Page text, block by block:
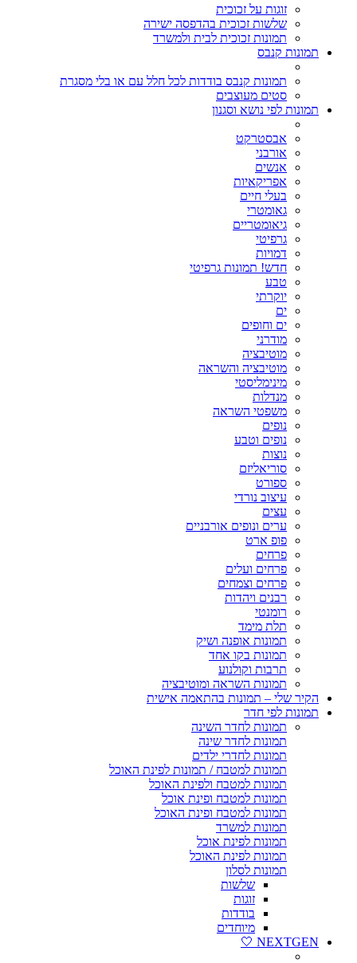
זוגות על זכוכית
שלשות זכוכית בהדפסה ישירה
תמונות זכוכית לבית ולמשרד
תמונות קנבס
תמונות קנבס בודדות לכל חלל עם או בלי מסגרת
סטים מעוצבים
תמונות לפי נושא וסגנון
אבסטרקט
אורבני
אנשים
אפריקאיות
בעלי חיים
גאומטרי
גיאומטריים
גרפיטי
דמויות
חדש! תמונות גרפיטי
טבע
יוקרתי
ים
ים וחופים
מודרני
מוטיבציה
מוטיבציה והשראה
מינימליסטי
מנדלות
משפטי השראה
נופים
נופים וטבע
נוצות
סוריאליזם
ספורט
עיצוב נורדי
עצים
ערים ונופים אורבניים
פופ ארט
פרחים
פרחים ועלים
פרחים וצמחים
רבנים ויהדות
רומנטי
תלת מימד
תמונות אופנה ושיק
תמונות בקו אחד
תרבות וקולנוע
תמונות השראה ומוטיבציה
הקיר שלי – תמונות בהתאמה אישית
תמונות לפי חדר
תמונות לחדר השינה
תמונות לחדר שינה
תמונות לחדרי ילדים
תמונות למטבח / תמונות לפינת האוכל
תמונות למטבח ולפינת האוכל
תמונות למטבח ופינת אוכל
תמונות למטבח ופינת האוכל
תמונות למשרד
תמונות לפינת אוכל
תמונות לפינת האוכל
תמונות לסלון
שלשות
זוגות
בודדות
מיוחדים
NEXTGEN 🤍